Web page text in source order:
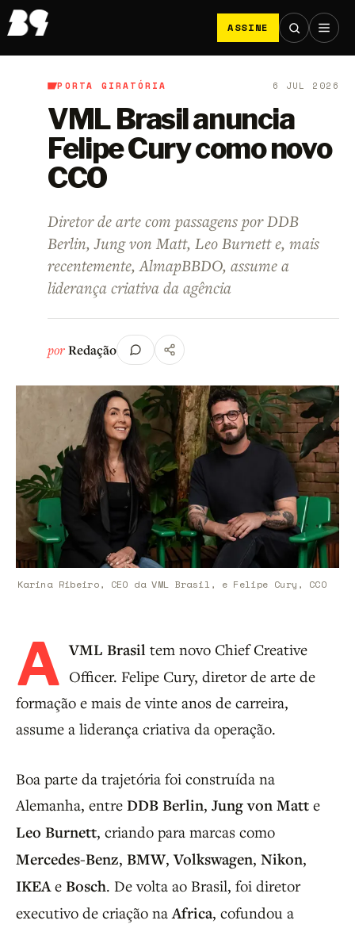
ASSINE
B9/Porta Giratória
PORTA GIRATÓRIA 6 JUL 2026
VML Brasil anuncia
Felipe Cury como novo
CCO
Diretor de arte com passagens por DDB
Berlin, Jung von Matt, Leo Burnett e, mais
recentemente, AlmapBBDO, assume a
liderança criativa da agência
porRedação
Karina Ribeiro, CEO da VML Brasil, e Felipe Cury, CCO
A VML Brasil tem novo Chief Creative
Officer. Felipe Cury, diretor de arte de
formação e mais de vinte anos de carreira,
assume a liderança criativa da operação.
Boa parte da trajetória foi construída na
Alemanha, entre DDB Berlin, Jung von Matt e
Leo Burnett, criando para marcas como
Mercedes-Benz, BMW,Volkswagen, Nikon,
IKEA e Bosch. De volta ao Brasil, foi diretor
executivo de criação na Africa, cofundou a